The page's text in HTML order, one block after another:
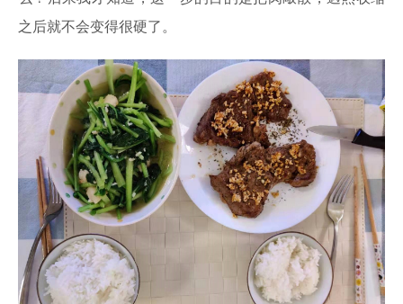
之后就不会变得很硬了。